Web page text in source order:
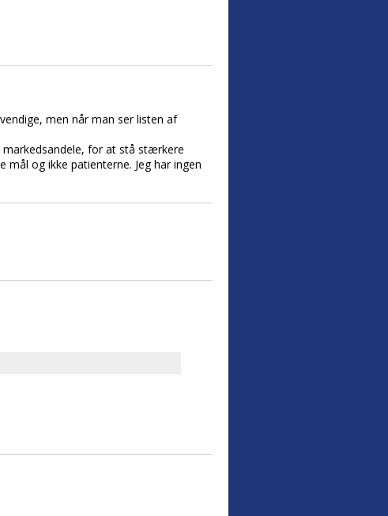
men når man ser listen af
for at stå stærkere
og ikke patienterne. Jeg har ingen